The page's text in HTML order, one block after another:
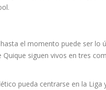
el momento puede ser lo
siguen vivos en tres
pueda centrarse en la Liga